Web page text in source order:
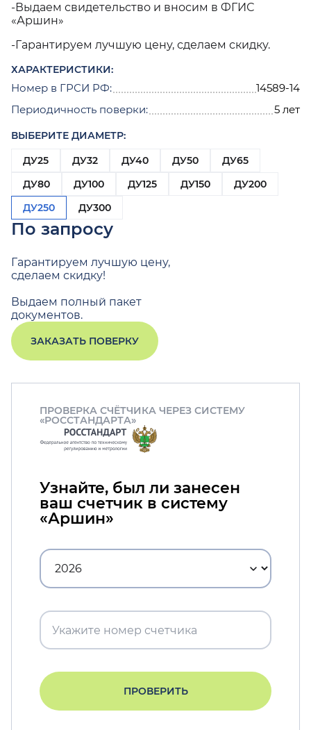
-Выдаем свидетельство и вносим в ФГИС
«Аршин»
-Гарантируем лучшую цену, сделаем скидку.
ХАРАКТЕРИСТИКИ:
Номер в ГРСИ РФ:
14589-14
Периодичность поверки:
5 лет
ВЫБЕРИТЕ ДИАМЕТР:
ДУ25
ДУ32 ДУ40 ДУ50
ДУ65
ДУ80
ДУ100 ДУ125 ДУ150
ДУ200
ДУ250
ДУ300
По запросу
Гарантируем лучшую цену,
сделаем скидку!
Выдаем полный пакет
документов.
ЗАКАЗАТЬ ПОВЕРКУ
ПРОВЕРКА СЧЁТЧИКА ЧЕРЕЗ СИСТЕМУ
«РОССТАНДАРТА»
Узнайте, был ли занесен
ваш счетчик в систему
«Аршин»
ПРОВЕРИТЬ